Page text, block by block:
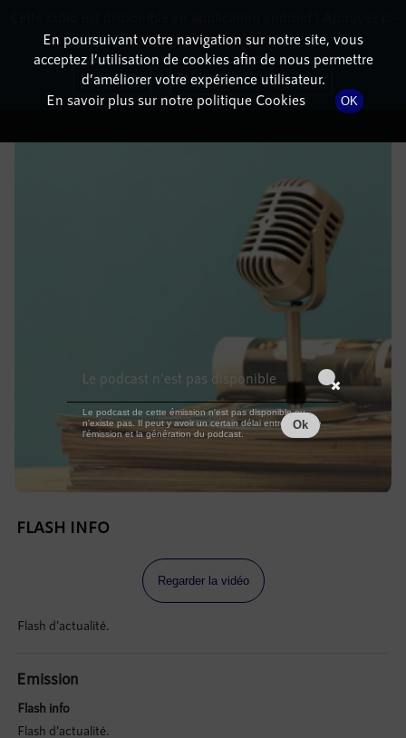
DÉTAILS DE L'ÉPISODE
24 janvier 2022à 5h59, durée : Invalid date
FLASH INFO
Regarder la vidéo
Flash d'actualité.
Emission
Flash info
Flash d'actualité.
En poursuivant votre navigation sur notre site, vous
acceptez l’utilisation de cookies afin de nous permettre
d’améliorer votre expérience utilisateur.
En savoir plus sur notre politique Cookies
OK
dessous pour l'installer.
Non merci Télécharger l'application
Le podcast n'est pas disponible
Le podcast de cette émission n'est pas disponible ou
n'existe pas. Il peut y avoir un certain délai entre la fin de
l'émission et la génération du podcast.
Ok